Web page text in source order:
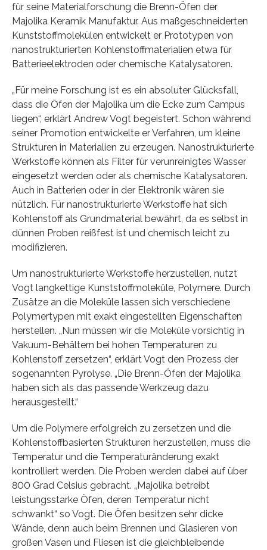
für seine Materialforschung die Brenn-Öfen der
Majolika Keramik Manufaktur. Aus maßgeschneiderten
Kunststoffmolekülen entwickelt er Prototypen von
nanostrukturierten Kohlenstoffmaterialien etwa für
Batterieelektroden oder chemische Katalysatoren.
„Für meine Forschung ist es ein absoluter Glücksfall,
dass die Öfen der Majolika um die Ecke zum Campus
liegen“, erklärt Andrew Vogt begeistert. Schon während
seiner Promotion entwickelte er Verfahren, um kleine
Strukturen in Materialien zu erzeugen. Nanostrukturierte
Werkstoffe können als Filter für verunreinigtes Wasser
eingesetzt werden oder als chemische Katalysatoren.
Auch in Batterien oder in der Elektronik wären sie
nützlich. Für nanostrukturierte Werkstoffe hat sich
Kohlenstoff als Grundmaterial bewährt, da es selbst in
dünnen Proben reißfest ist und chemisch leicht zu
modifizieren.
Um nanostrukturierte Werkstoffe herzustellen, nutzt
Vogt langkettige Kunststoffmoleküle, Polymere. Durch
Zusätze an die Moleküle lassen sich verschiedene
Polymertypen mit exakt eingestellten Eigenschaften
herstellen. „Nun müssen wir die Moleküle vorsichtig in
Vakuum-Behältern bei hohen Temperaturen zu
Kohlenstoff zersetzen“, erklärt Vogt den Prozess der
sogenannten Pyrolyse. „Die Brenn-Öfen der Majolika
haben sich als das passende Werkzeug dazu
herausgestellt.“
Um die Polymere erfolgreich zu zersetzen und die
Kohlenstoffbasierten Strukturen herzustellen, muss die
Temperatur und die Temperaturänderung exakt
kontrolliert werden. Die Proben werden dabei auf über
800 Grad Celsius gebracht. „Majolika betreibt
leistungsstarke Öfen, deren Temperatur nicht
schwankt“ so Vogt. Die Öfen besitzen sehr dicke
Wände, denn auch beim Brennen und Glasieren von
großen Vasen und Fliesen ist die gleichbleibende